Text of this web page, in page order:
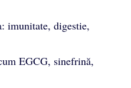
imunitate, digestie,
EGCG, sinefrină,